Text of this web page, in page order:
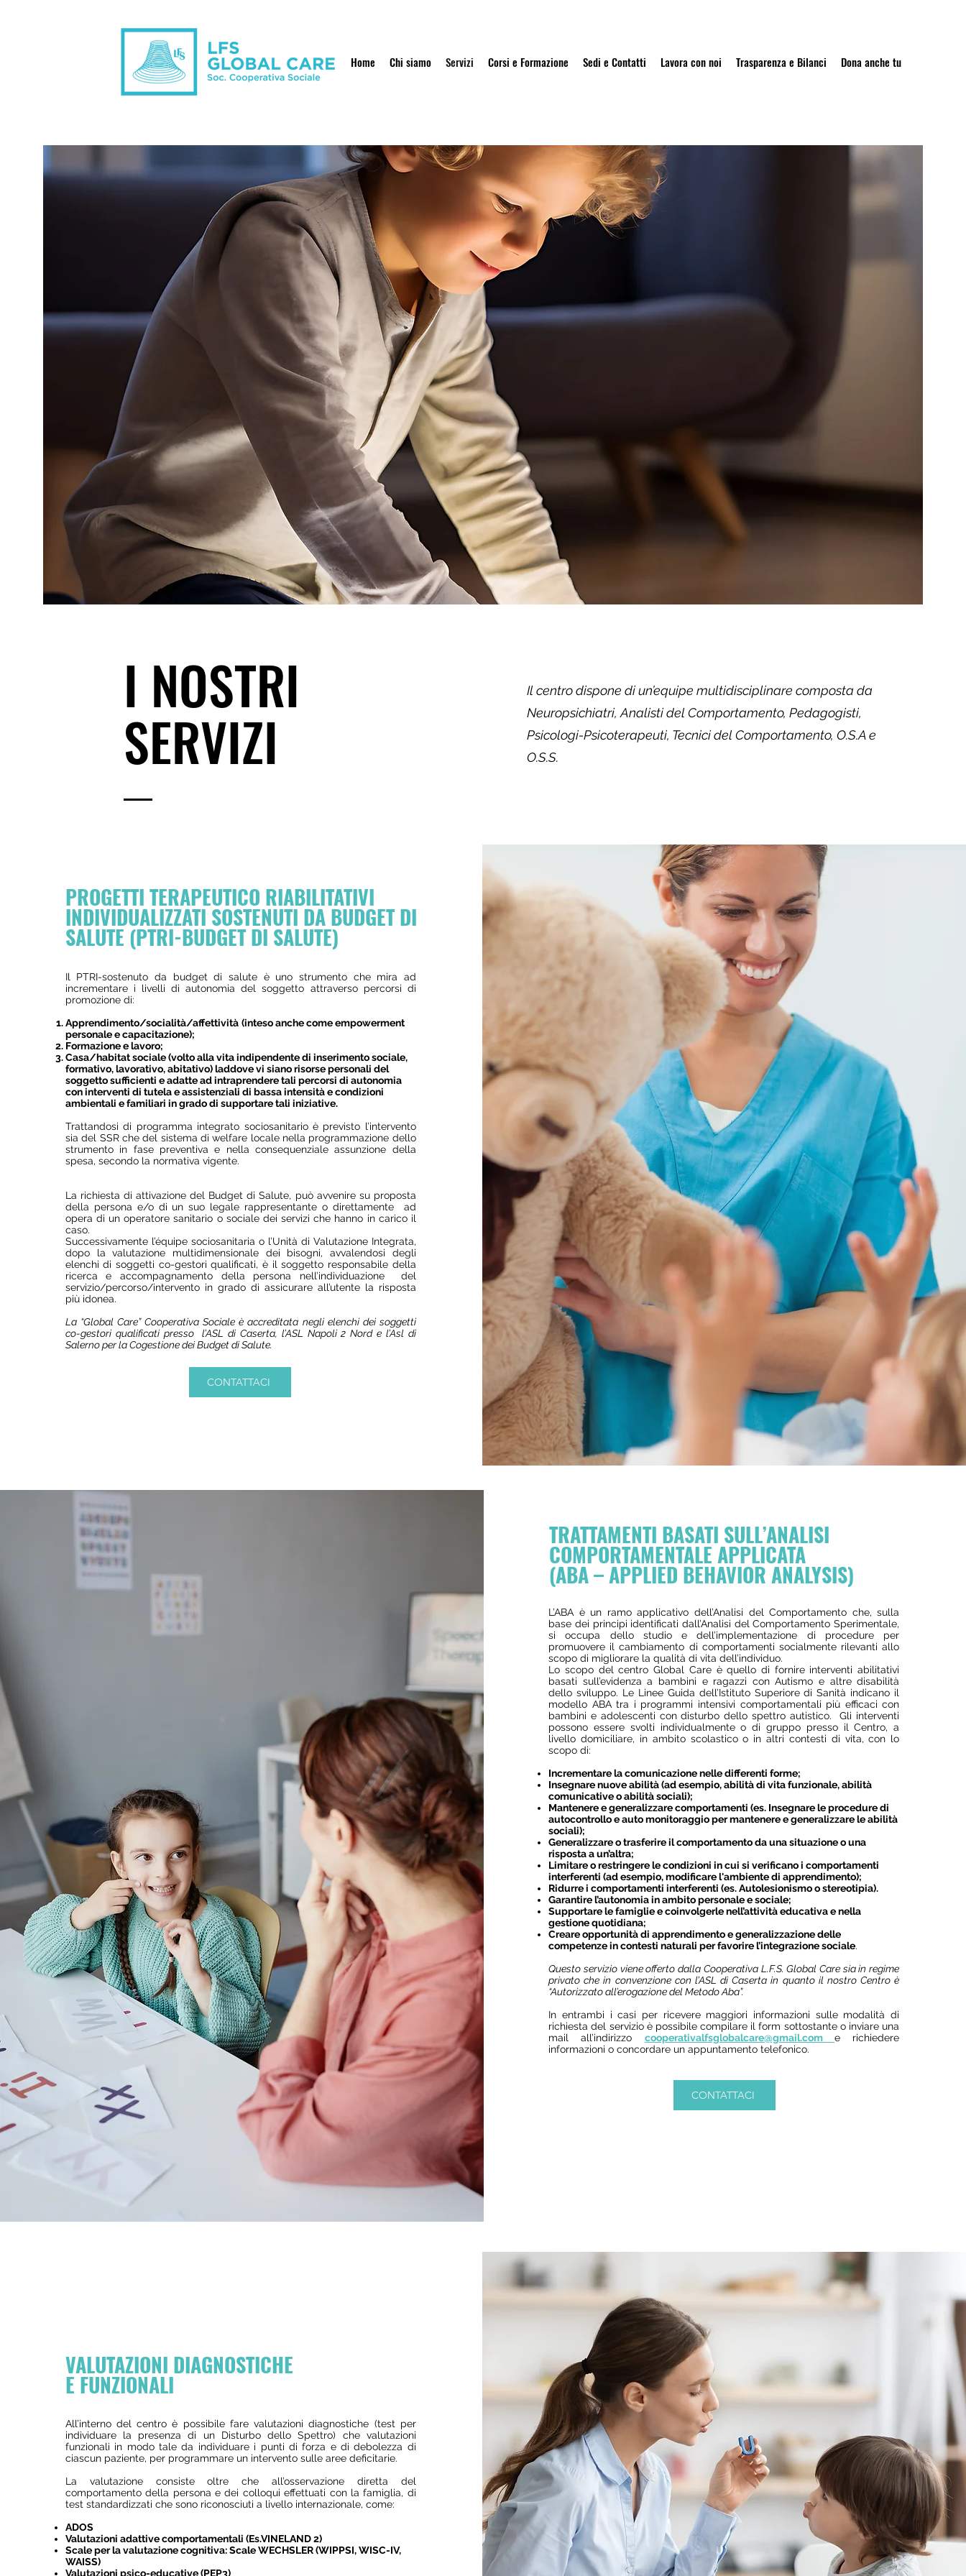
Home Chi siamo Servizi Corsi e Formazione Sedi e Contatti Lavora con noi Trasparenza e Bilanci Dona anche tu
I NOSTRI
SERVIZI
Il centro dispone di un’equipe multidisciplinare composta da
Neuropsichiatri, Analisti del Comportamento, Pedagogisti,
Psicologi-Psicoterapeuti, Tecnici del Comportamento, O.S.A e
O.S.S.
PROGETTI TERAPEUTICO RIABILITATIVI
INDIVIDUALIZZATI SOSTENUTI DA BUDGET DI
SALUTE (PTRI-BUDGET DI SALUTE)
Il PTRI-sostenuto da budget di salute è uno strumento che mira ad
incrementare i livelli di autonomia del soggetto attraverso percorsi di
promozione di:
Apprendimento/socialità/affettività (inteso anche come empowerment
personale e capacitazione);
Formazione e lavoro;
Casa/habitat sociale (volto alla vita indipendente di inserimento sociale,
formativo, lavorativo, abitativo) laddove vi siano risorse personali del
soggetto sufficienti e adatte ad intraprendere tali percorsi di autonomia
con interventi di tutela e assistenziali di bassa intensità e condizioni
ambientali e familiari in grado di supportare tali iniziative.
Trattandosi di programma integrato sociosanitario è previsto l’intervento
sia del SSR che del sistema di welfare locale nella programmazione dello
strumento in fase preventiva e nella consequenziale assunzione della
spesa, secondo la normativa vigente.
La richiesta di attivazione del Budget di Salute, può avvenire su proposta
della persona e/o di un suo legale rappresentante o direttamente ad
opera di un operatore sanitario o sociale dei servizi che hanno in carico il
caso.
Successivamente l’équipe sociosanitaria o l’Unità di Valutazione Integrata,
dopo la valutazione multidimensionale dei bisogni, avvalendosi degli
elenchi di soggetti co-gestori qualificati, è il soggetto responsabile della
ricerca e accompagnamento della persona nell’individuazione del
servizio/percorso/intervento in grado di assicurare all’utente la risposta
più idonea.
La “Global Care” Cooperativa Sociale è accreditata negli elenchi dei soggetti
co-gestori qualificati presso l’ASL di Caserta, l’ASL Napoli 2 Nord e l’Asl di
Salerno per la Cogestione dei Budget di Salute.
CONTATTACI
TRATTAMENTI BASATI SULL’ANALISI
COMPORTAMENTALE APPLICATA
(ABA – APPLIED BEHAVIOR ANALYSIS)
L’ABA è un ramo applicativo dell’Analisi del Comportamento che, sulla
base dei principi identificati dall’Analisi del Comportamento Sperimentale,
si occupa dello studio e dell’implementazione di procedure per
promuovere il cambiamento di comportamenti socialmente rilevanti allo
scopo di migliorare la qualità di vita dell’individuo.
Lo scopo del centro Global Care è quello di fornire interventi abilitativi
basati sull’evidenza a bambini e ragazzi con Autismo e altre disabilità
dello sviluppo. Le Linee Guida dell’Istituto Superiore di Sanità indicano il
modello ABA tra i programmi intensivi comportamentali più efficaci con
bambini e adolescenti con disturbo dello spettro autistico. Gli interventi
possono essere svolti individualmente o di gruppo presso il Centro, a
livello domiciliare, in ambito scolastico o in altri contesti di vita, con lo
scopo di:
Incrementare la comunicazione nelle differenti forme;
Insegnare nuove abilità (ad esempio, abilità di vita funzionale, abilità
comunicative o abilità sociali);
Mantenere e generalizzare comportamenti (es. Insegnare le procedure di
autocontrollo e auto monitoraggio per mantenere e generalizzare le abilità
sociali);
Generalizzare o trasferire il comportamento da una situazione o una
risposta a un’altra;
Limitare o restringere le condizioni in cui si verificano i comportamenti
interferenti (ad esempio, modificare l'ambiente di apprendimento);
Ridurre i comportamenti interferenti (es. Autolesionismo o stereotipia).
Garantire l’autonomia in ambito personale e sociale;
Supportare le famiglie e coinvolgerle nell’attività educativa e nella
gestione quotidiana;
Creare opportunità di apprendimento e generalizzazione delle
competenze in contesti naturali per favorire l’integrazione sociale.
Questo servizio viene offerto dalla Cooperativa L.F.S. Global Care sia in regime
privato che in convenzione con l’ASL di Caserta in quanto il nostro Centro è
“Autorizzato all’erogazione del Metodo Aba”.
In entrambi i casi per ricevere maggiori informazioni sulle modalità di
richiesta del servizio è possibile compilare il form sottostante o inviare una
mail all’indirizzo cooperativalfsglobalcare@gmail.com e richiedere
informazioni o concordare un appuntamento telefonico.
CONTATTACI
VALUTAZIONI DIAGNOSTICHE
E FUNZIONALI
All’interno del centro è possibile fare valutazioni diagnostiche (test per
individuare la presenza di un Disturbo dello Spettro) che valutazioni
funzionali in modo tale da individuare i punti di forza e di debolezza di
ciascun paziente, per programmare un intervento sulle aree deficitarie.
La valutazione consiste oltre che all’osservazione diretta del
comportamento della persona e dei colloqui effettuati con la famiglia, di
test standardizzati che sono riconosciuti a livello internazionale, come:
ADOS
Valutazioni adattive comportamentali (Es.VINELAND 2)
Scale per la valutazione cognitiva: Scale WECHSLER (WIPPSI, WISC-IV,
WAISS)
Valutazioni psico-educative (PEP3)